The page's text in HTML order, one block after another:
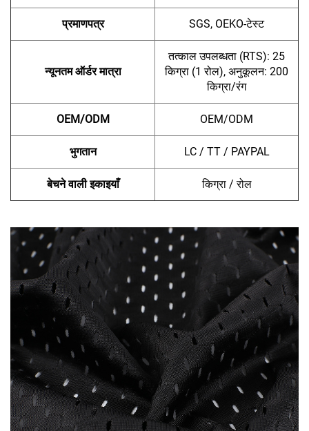
प्रमाणपत्र SGS, OEKO-टेस्ट
न्यूनतम ऑर्डर मात्रा
तत्काल उपलब्धता (RTS): 25
किग्रा (1 रोल), अनुकूलन: 200
किग्रा/रंग
OEM/ODM OEM/ODM
भुगतान LC / TT / PAYPAL
बेचने वाली इकाइयाँ किग्रा / रोल